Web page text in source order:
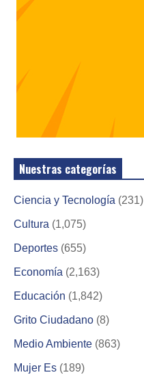
Nuestras categorías
Ciencia y Tecnología (231)
Cultura (1,075)
Deportes (655)
Economía (2,163)
Educación (1,842)
Grito Ciudadano (8)
Medio Ambiente (863)
Mujer Es (189)